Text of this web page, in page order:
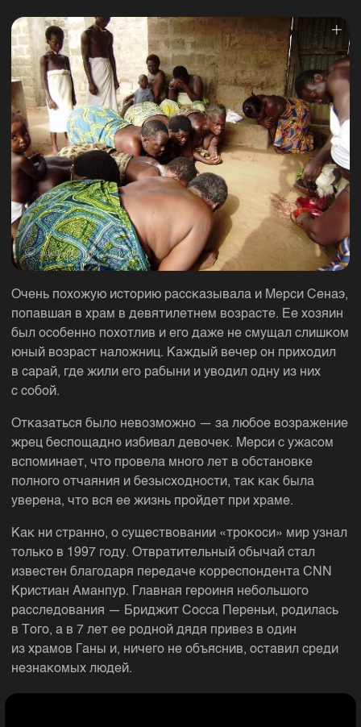
Очень похожую историю рассказывала и Мерси Сенаэ,
попавшая в храм в девятилетнем возрасте. Ее хозяин
был особенно похотлив и его даже не смущал слишком
юный возраст наложниц. Каждый вечер он приходил
в сарай, где жили его рабыни и уводил одну из них
с собой.
Отказаться было невозможно — за любое возражение
жрец беспощадно избивал девочек. Мерси с ужасом
вспоминает, что провела много лет в обстановке
полного отчаяния и безысходности, так как была
уверена, что вся ее жизнь пройдет при храме.
Как ни странно, о существовании «трокоси» мир узнал
только в 1997 году. Отвратительный обычай стал
известен благодаря передаче корреспондента CNN
Кристиан Аманпур. Главная героиня небольшого
расследования — Бриджит Сосса Переньи, родилась
в Того, а в 7 лет ее родной дядя привез в один
из храмов Ганы и, ничего не объяснив, оставил среди
незнакомых людей.